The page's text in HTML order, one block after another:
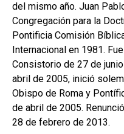
del mismo año. Juan
Congregación para la
Pontificia Comisión
Internacional en 1981.
Consistorio de 27 de
abril de 2005, inició
Obispo de Roma y
de abril de 2005.
28 de febrero de 2013.